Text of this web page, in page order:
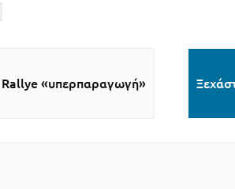
Rallye «υπερπαραγωγή»